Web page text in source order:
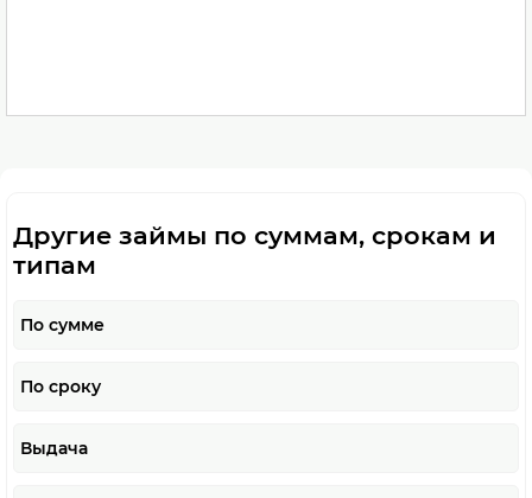
Другие займы по суммам, срокам и
типам
По сумме
По сроку
Выдача